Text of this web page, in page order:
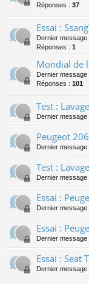
Réponses : 37
Essai :
Dernier message
Réponses : 1
Mondial de
Dernier message
Réponses : 101
Test :
Dernier message
Peugeot
Dernier message
Test :
Dernier message
Essai :
Dernier message
Essai :
Dernier message
Essai : Seat
Dernier message